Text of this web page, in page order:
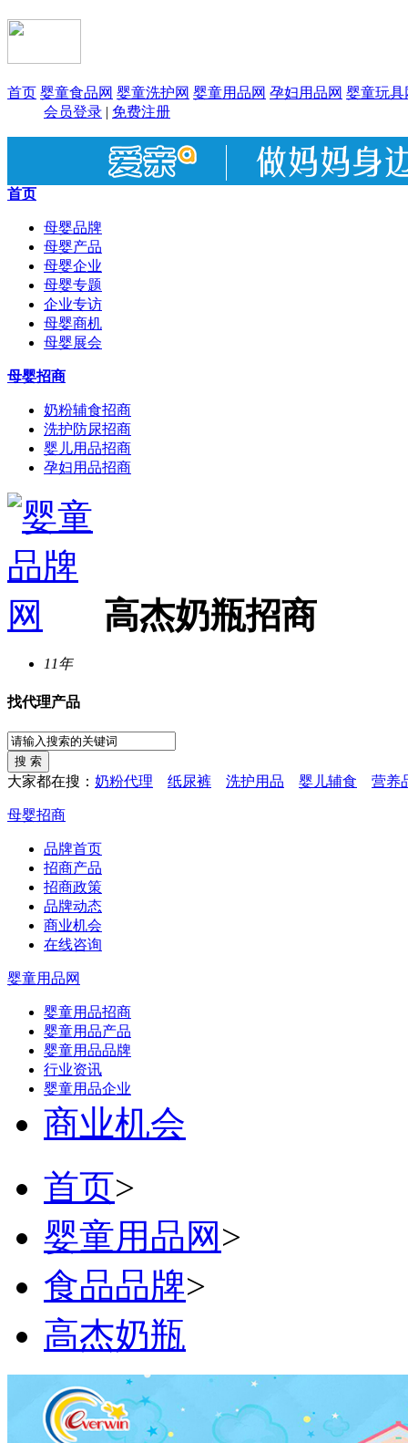
首页 婴童食品网 婴童洗护网 婴童用品网 孕妇用品网 婴童玩具
会员登录 | 免费注册
首页
母婴品牌
母婴产品
母婴企业
母婴专题
企业专访
母婴商机
母婴展会
母婴招商
奶粉辅食招商
洗护防尿招商
婴儿用品招商
孕妇用品招商
高杰奶瓶招商
11年
找代理产品
大家都在搜： 奶粉代理 纸尿裤 洗护用品 婴儿辅食 营养
母婴招商
品牌首页
招商产品
招商政策
品牌动态
商业机会
在线咨询
婴童用品网
婴童用品招商
婴童用品产品
婴童用品品牌
行业资讯
婴童用品企业
商业机会
首页>
婴童用品网 >
食品品牌>
高杰奶瓶